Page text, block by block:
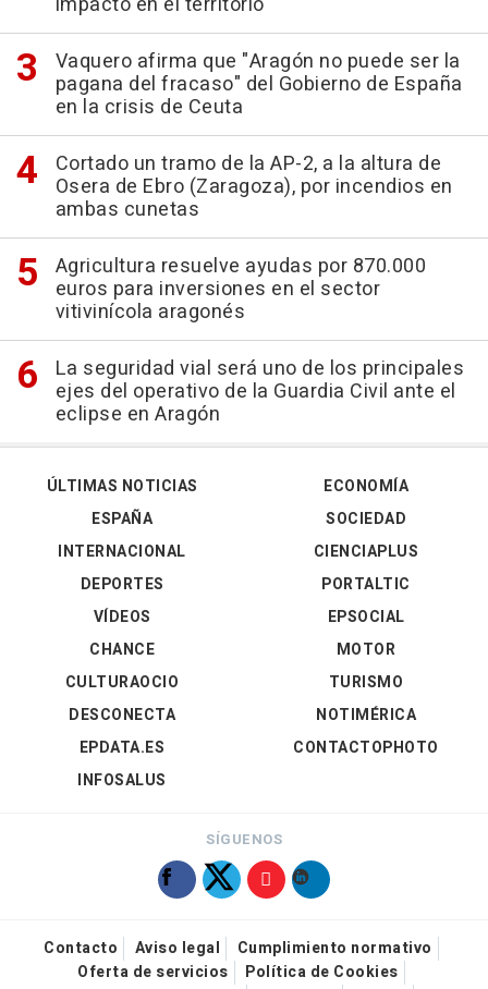
Vaquero afirma que "Aragón no puede ser la
pagana del fracaso" del Gobierno de España
en la crisis de Ceuta
Cortado un tramo de la AP-2, a la altura de
Osera de Ebro (Zaragoza), por incendios en
ambas cunetas
Agricultura resuelve ayudas por 870.000
euros para inversiones en el sector
vitivinícola aragonés
La seguridad vial será uno de los principales
ejes del operativo de la Guardia Civil ante el
eclipse en Aragón
ÚLTIMAS NOTICIAS
ESPAÑA
INTERNACIONAL
DEPORTES
VÍDEOS
ECONOMÍA
SOCIEDAD
CIENCIAPLUS
PORTALTIC
EPSOCIAL
CHANCE
CULTURAOCIO
DESCONECTA
EPDATA.ES
INFOSALUS
MOTOR
TURISMO
NOTIMÉRICA
CONTACTOPHOTO
SÍGUENOS
Contacto Aviso legal
Cumplimiento normativo
Oferta de servicios
Política de Cookies